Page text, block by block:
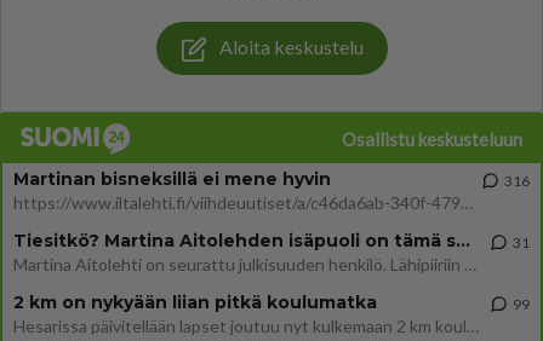
Aloita keskustelu
Osallistu keskusteluun
Martinan bisneksillä ei mene hyvin
https://www.iltalehti.fi/viihdeuutiset/a/c46da6ab-340f-4790-aaa7-0865eed2336 Yrityksen konkurssihakemus on tullut kärä
316
Tiesitkö? Martina Aitolehden isäpuoli on tämä suosittu laulaja
Martina Aitolehti on seurattu julkisuuden henkilö. Lähipiiriin mahtuu muitakin tunnettuja henkilöitä. Tiesitkö, että Ma
31
2 km on nykyään liian pitkä koulumatka
Hesarissa päivitellään lapset joutuu nyt kulkemaan 2 km kouluun jösses. Ruostefillarilla tuo matka menee vaikka miten äk
99